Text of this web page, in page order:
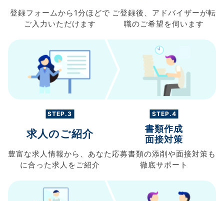
登録フォームから 1分ほどで
ご入力 いただけます
ご登録後、 アドバイザーが転
職のご希望を伺います
STEP.3
求人のご紹介
豊富な求人情報から、 あなた
に合った求人を ご紹介
STEP.4
書類作成
面接対策
応募書類の添削や面接対策も
徹底サポート